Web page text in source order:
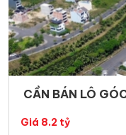
CẦN BÁN LÔ
Giá 8.2 tỷ